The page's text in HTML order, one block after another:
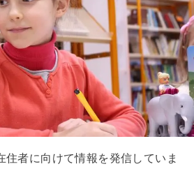
者に向けて情報を発信していま